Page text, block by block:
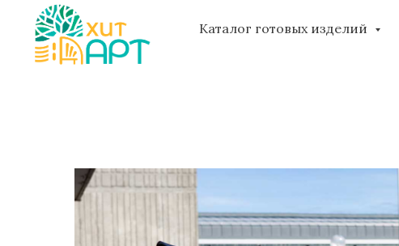
Каталог готовых изделий